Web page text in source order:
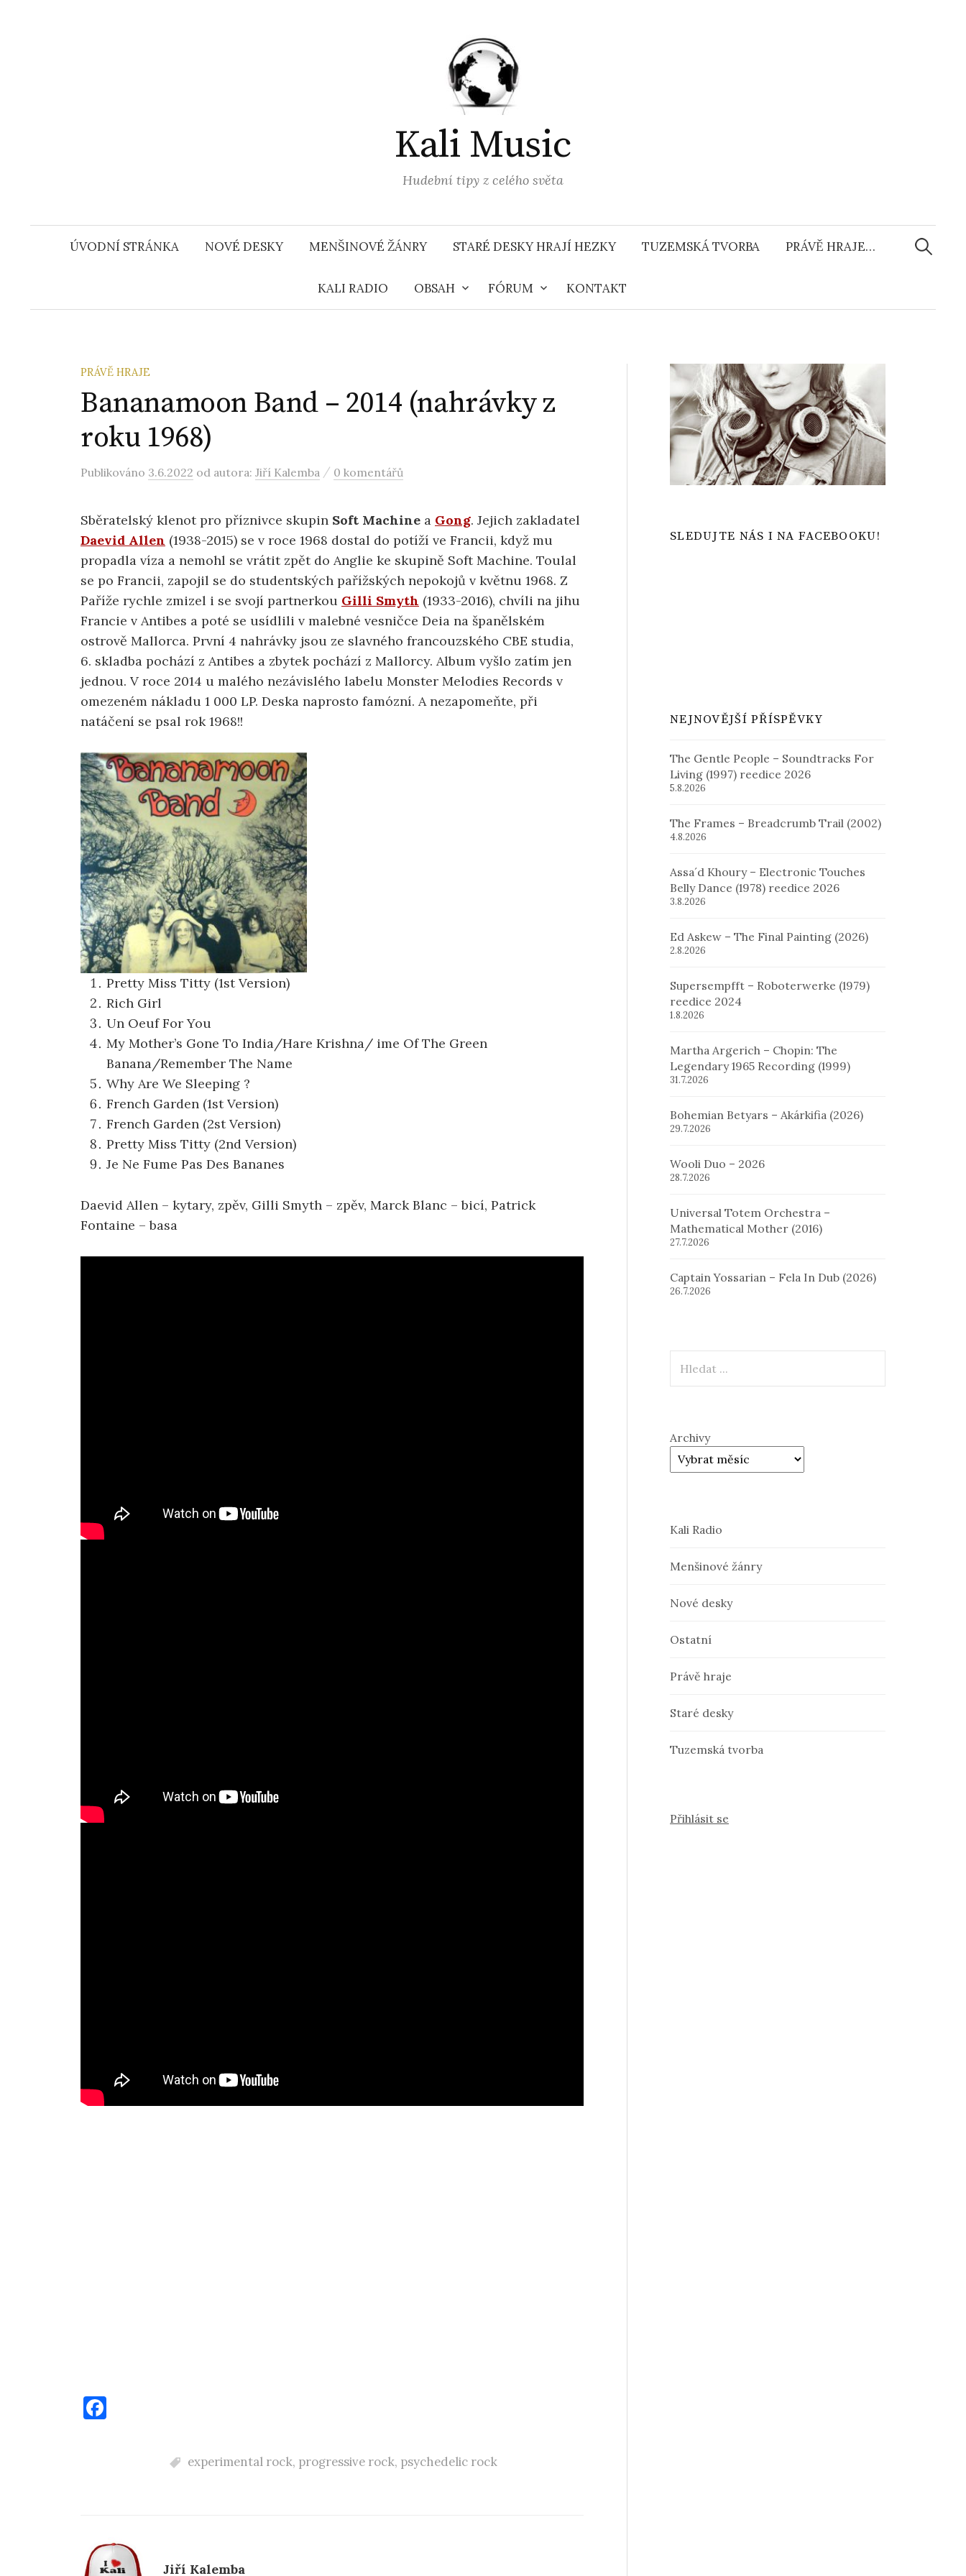
Kali Music
Hudební tipy z celého světa
ÚVODNÍ STRÁNKA NOVÉ DESKY MENŠINOVÉ ŽÁNRY STARÉ DESKY HRAJÍ HEZKY TUZEMSKÁ TVORBA PRÁVĚ HRAJE…
KALI RADIO OBSAH FÓRUM KONTAKT
PRÁVĚ HRAJE
Bananamoon Band – 2014 (nahrávky z
roku 1968)
Publikováno 3.6.2022 od autora: Jiří Kalemba / 0 komentářů
Sběratelský klenot pro příznivce skupin Soft Machine a Gong. Jejich zakladatel
Daevid Allen (1938-2015) se v roce 1968 dostal do potíží ve Francii, když mu
propadla víza a nemohl se vrátit zpět do Anglie ke skupině Soft Machine. Toulal
se po Francii, zapojil se do studentských pařížských nepokojů v květnu 1968. Z
Paříže rychle zmizel i se svojí partnerkou Gilli Smyth (1933-2016), chvíli na jihu
Francie v Antibes a poté se usídlili v malebné vesničce Deia na španělském
ostrově Mallorca. První 4 nahrávky jsou ze slavného francouzského CBE studia,
6. skladba pochází z Antibes a zbytek pochází z Mallorcy. Album vyšlo zatím jen
jednou. V roce 2014 u malého nezávislého labelu Monster Melodies Records v
omezeném nákladu 1 000 LP. Deska naprosto famózní. A nezapomeňte, při
natáčení se psal rok 1968!!
Pretty Miss Titty (1st Version)
Rich Girl
Un Oeuf For You
My Mother’s Gone To India/Hare Krishna/ ime Of The Green
Banana/Remember The Name
Why Are We Sleeping ?
French Garden (1st Version)
French Garden (2st Version)
Pretty Miss Titty (2nd Version)
Je Ne Fume Pas Des Bananes
Daevid Allen – kytary, zpěv, Gilli Smyth – zpěv, Marck Blanc – bicí, Patrick
Fontaine – basa
o
k
experimental rock, progressive rock, psychedelic rock
Jiří Kalemba
SLEDUJTE NÁS I NA FACEBOOKU!
NEJNOVĚJŠÍ PŘÍSPĚVKY
The Gentle People – Soundtracks For
Living (1997) reedice 2026
5.8.2026
The Frames – Breadcrumb Trail (2002)
4.8.2026
Assa´d Khoury – Electronic Touches
Belly Dance (1978) reedice 2026
3.8.2026
Ed Askew – The Final Painting (2026)
2.8.2026
Supersempfft – Roboterwerke (1979)
reedice 2024
1.8.2026
Martha Argerich – Chopin: The
Legendary 1965 Recording (1999)
31.7.2026
Bohemian Betyars – Akárkifia (2026)
29.7.2026
Wooli Duo – 2026
28.7.2026
Universal Totem Orchestra –
Mathematical Mother (2016)
27.7.2026
Captain Yossarian – Fela In Dub (2026)
26.7.2026
Archivy
Kali Radio
Menšinové žánry
Nové desky
Ostatní
Právě hraje
Staré desky
Tuzemská tvorba
Přihlásit se